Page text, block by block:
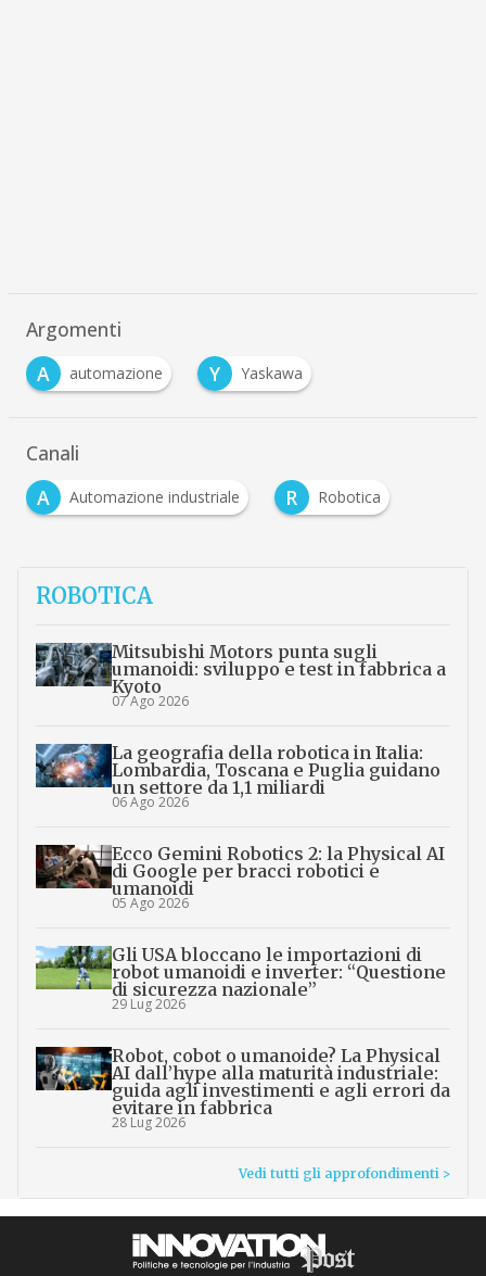
Argomenti
A
automazione Y Yaskawa
Canali
A
Automazione industriale R Robotica
ROBOTICA
Mitsubishi Motors punta sugli
umanoidi: sviluppo e test in fabbrica a
Kyoto
07 Ago 2026
La geografia della robotica in Italia:
Lombardia, Toscana e Puglia guidano
un settore da 1,1 miliardi
06 Ago 2026
Ecco Gemini Robotics 2: la Physical AI
di Google per bracci robotici e
umanoidi
05 Ago 2026
Gli USA bloccano le importazioni di
robot umanoidi e inverter: “Questione
di sicurezza nazionale”
29 Lug 2026
Robot, cobot o umanoide? La Physical
AI dall’hype alla maturità industriale:
guida agli investimenti e agli errori da
evitare in fabbrica
28 Lug 2026
Vedi tutti gli approfondimenti >